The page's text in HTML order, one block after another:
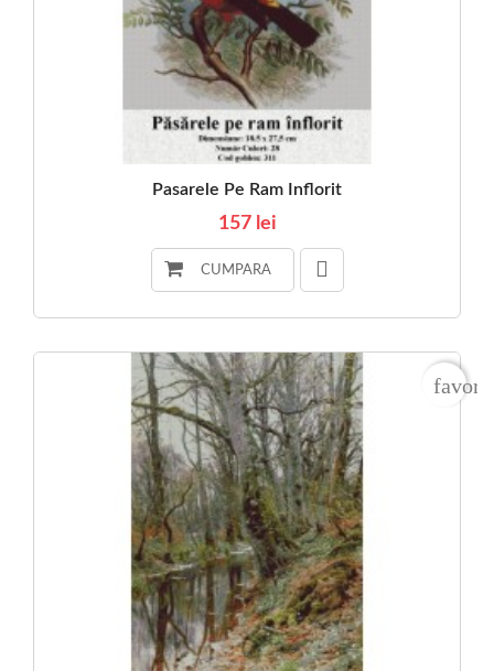
Pasarele Pe Ram Inflorit
157 lei
CUMPARA